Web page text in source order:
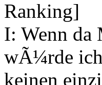
Ranking]
I: Wenn da
wÃ¼rde
keinen